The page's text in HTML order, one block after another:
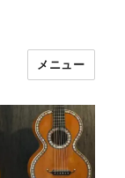
メニュー